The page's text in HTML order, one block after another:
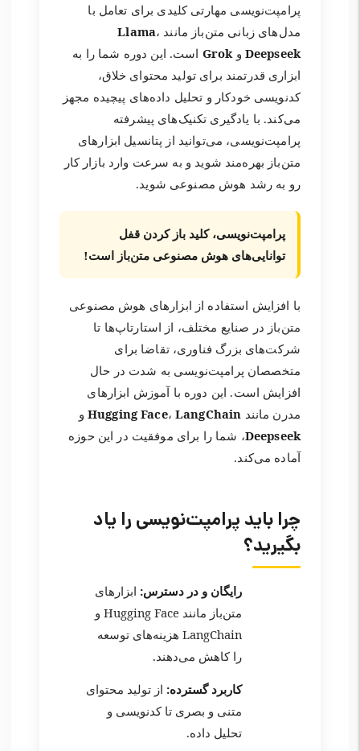
پرامپت‌نویسی مهارتی کلیدی برای تعامل با
مدل‌های زبانی متن‌باز مانند Llama،
Deepseek و Grok است. این دوره شما را به
ابزاری قدرتمند برای تولید محتوای خلاق،
کدنویسی خودکار و تحلیل داده‌های پیچیده مجهز
می‌کند. با یادگیری تکنیک‌های پیشرفته
پرامپت‌نویسی، می‌توانید از پتانسیل ابزارهای
متن‌باز بهره‌مند شوید و به سرعت وارد بازار کار
رو به رشد هوش مصنوعی شوید.
پرامپت‌نویسی، کلید باز کردن قفل
توانایی‌های هوش مصنوعی متن‌باز است!
با افزایش استفاده از ابزارهای هوش مصنوعی
متن‌باز در صنایع مختلف، از استارتاپ‌ها تا
شرکت‌های بزرگ فناوری، تقاضا برای
متخصصان پرامپت‌نویسی به شدت در حال
افزایش است. این دوره با آموزش ابزارهای
مدرن مانند
Hugging Face،LangChain
و
Deepseek، شما را برای موفقیت در این حوزه
آماده می‌کند.
چرا باید پرامپت‌نویسی را یاد
بگیرید؟
رایگان و در دسترس: ابزارهای
متن‌باز مانند Hugging Face و
LangChain هزینه‌های توسعه
را کاهش می‌دهند.
کاربرد گسترده: از تولید محتوای
متنی و بصری تا کدنویسی و
تحلیل داده.